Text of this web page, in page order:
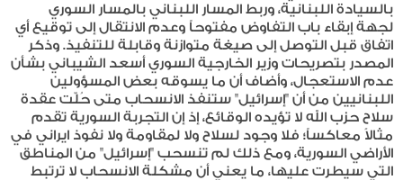
بالسيادة اللبنانية، وربط المسار اللبناني بالمسار السوري
لجهة إبقاء باب التفاوض مفتوحاً وعدم الانتقال إلى توقيع أي
اتفاق قبل التوصل إلى صيغة متوازنة وقابلة للتنفيذ. وذكر
المصدر بتصريحات وزير الخارجية السوري أسعد الشيباني بشأن
عدم الاستعجال، وأضاف أن ما يسوقه بعض المسؤولين
اللبنانيين من أن "إسرائيل" ستنفذ الانسحاب متى حُلّت عقدة
سلاح حزب الله لا تؤيده الوقائع، إذ إن التجربة السورية تقدم
مثالاً معاكساً؛ فلا وجود لسلاح ولا لمقاومة ولا نفوذ ايراني في
الأراضي السورية، ومع ذلك لم تنسحب "إسرائيل" من المناطق
التي سيطرت عليها، ما يعني أن مشكلة الانسحاب لا ترتبط